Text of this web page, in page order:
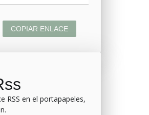
COPIAR ENLACE
RSS en el portapapeles,